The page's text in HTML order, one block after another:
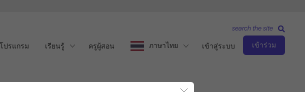
โปรแกรม เรียนรู้ ครูผู้สอน ภาษาไทย เข้าสู่ระบบ เข้าร่วม
search the site